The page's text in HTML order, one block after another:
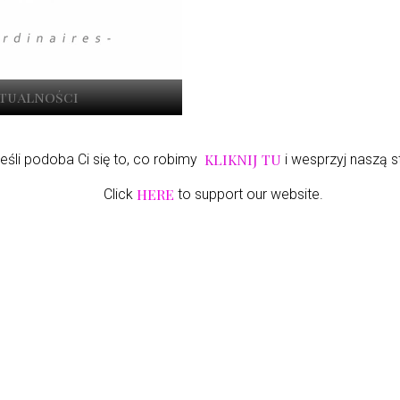
podoba Ci się to, co robimy KLIKNIJ TU i wesprzyj naszą
Click HERE to support our website.